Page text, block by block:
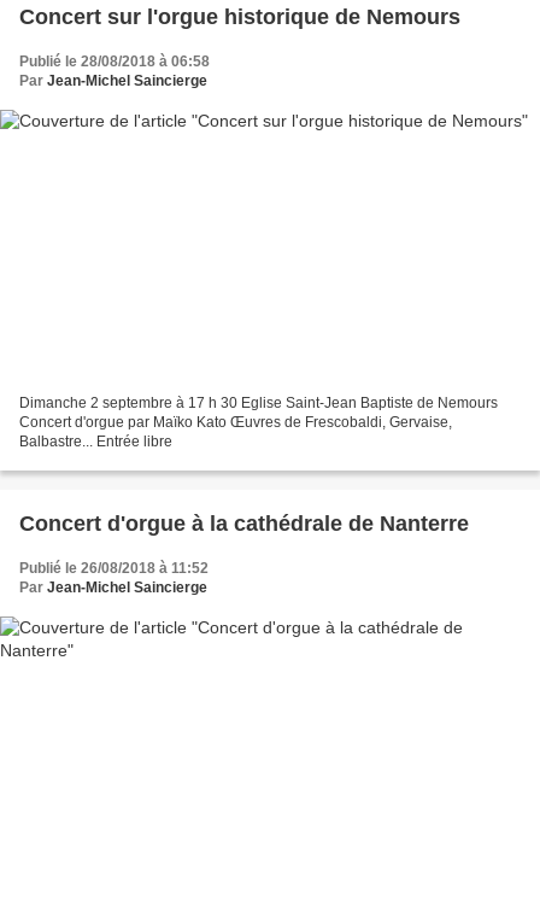
Concert sur l'orgue historique de Nemours
Publié le 28/08/2018 à 06:58
Par Jean-Michel Saincierge
Dimanche 2 septembre à 17 h 30 Eglise Saint-Jean Baptiste de Nemours
Concert d'orgue par Maïko Kato Œuvres de Frescobaldi, Gervaise,
Balbastre... Entrée libre
Concert d'orgue à la cathédrale de Nanterre
Publié le 26/08/2018 à 11:52
Par Jean-Michel Saincierge